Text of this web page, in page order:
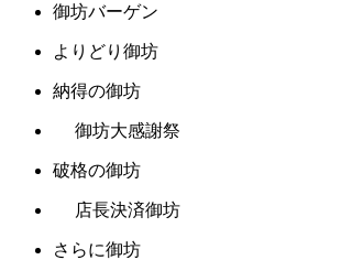
御坊バーゲン
よりどり御坊
納得の御坊
御坊大感謝祭
破格の御坊
店長決済御坊
さらに御坊